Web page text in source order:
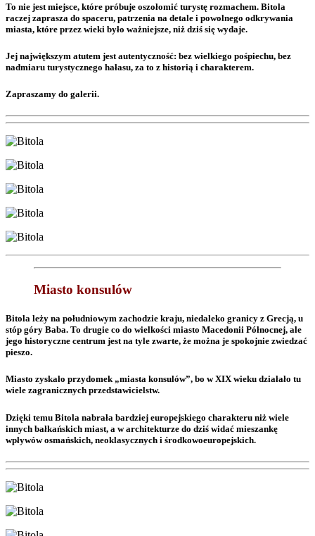
To nie jest miejsce, które próbuje oszołomić turystę rozmachem. Bitola
raczej zaprasza do spaceru, patrzenia na detale i powolnego odkrywania
miasta, które przez wieki było ważniejsze, niż dziś się wydaje.
Jej największym atutem jest autentyczność: bez wielkiego pośpiechu, bez
nadmiaru turystycznego hałasu, za to z historią i charakterem.
Zapraszamy do galerii.
Miasto konsulów
Bitola leży na południowym zachodzie kraju, niedaleko granicy z Grecją, u
stóp góry Baba. To drugie co do wielkości miasto Macedonii Północnej, ale
jego historyczne centrum jest na tyle zwarte, że można je spokojnie zwiedzać
pieszo.
Miasto zyskało przydomek „miasta konsulów”, bo w XIX wieku działało tu
wiele zagranicznych przedstawicielstw.
Dzięki temu Bitola nabrała bardziej europejskiego charakteru niż wiele
innych bałkańskich miast, a w architekturze do dziś widać mieszankę
wpływów osmańskich, neoklasycznych i środkowoeuropejskich.